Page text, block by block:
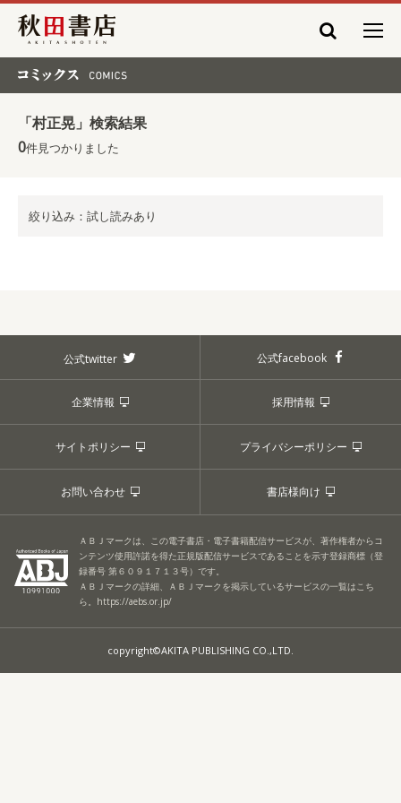
秋田書店
「村正晃」検索結果
0件見つかりました
絞り込み：試し読みあり
公式twitter 公式facebook
企業情報 採用情報
サイトポリシー プライバシーポリシー
お問い合わせ 書店様向け
ＡＢＪマークは、この電子書店・電子書籍配信サービスが、著作権者からコ
ンテンツ使用許諾を得た正規版配信サービスであることを示す登録商標（登
録番号 第６０９１７１３号）です。
ＡＢＪマークの詳細、ＡＢＪマークを掲示しているサービスの一覧はこち
ら。 https://aebs.or.jp/
copyright©AKITA PUBLISHING CO.,LTD.